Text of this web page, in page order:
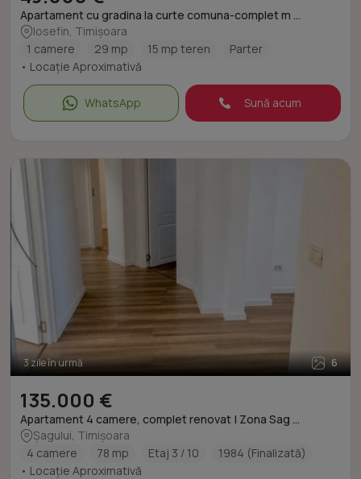
Apartament cu gradina la curte comuna-complet m ...
Iosefin, Timișoara
1 camere
29 mp 15 mp teren
Parter
• Locație Aproximativă
WhatsApp Sună acum
3 zile în urmă 6
135.000 €
Apartament 4 camere, complet renovat | Zona Sag ...
Șagului, Timișoara
4 camere
78 mp Etaj 3 / 10
1984 (Finalizată)
• Locație Aproximativă